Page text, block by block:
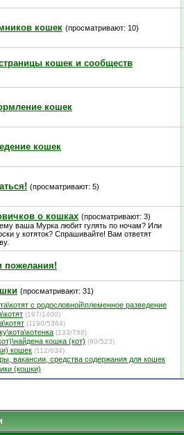
кошек (просматривают: 10)
кошек и сообществ
кошек
кошек
(просматривают: 5)
о кошках (просматривают: 3)
ваша Мурка любит гулять по ночам? Или
у котяток? Спрашивайте! Вам ответят
пожелания!
(просматривают: 31)
с родословной\племенное разведение
(197/1400)
(1190/5364)
(133/768)
кошка (кот) (90/523)
кошек (112/634)
вакансии, средства содержания для кошек
(кошки)